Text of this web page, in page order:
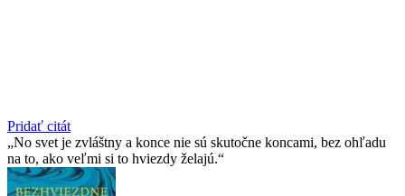
Pridať citát
No svet je zvláštny a konce nie sú skutočne koncami, bez ohľadu
na to, ako veľmi si to hviezdy želajú.